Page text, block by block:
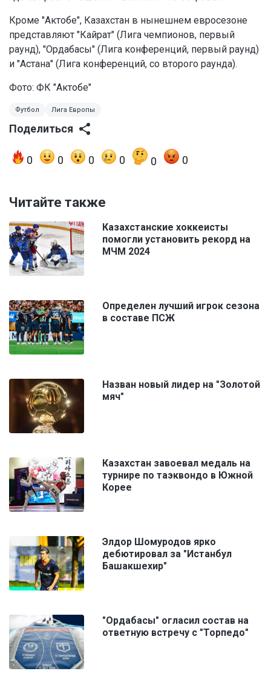
Кроме "Актобе", Казахстан в нынешнем евросезоне
представляют "Кайрат" (Лига чемпионов, первый
раунд), "Ордабасы" (Лига конференций, первый раунд)
и "Астана" (Лига конференций, со второго раунда).
Фото: ФК "Актобе"
Футбол Лига Европы
Поделиться
0 0 0 0 0 0
Читайте также
Казахстанские хоккеисты
помогли установить рекорд на
МЧМ 2024
Определен лучший игрок сезона
в составе ПСЖ
Назван новый лидер на "Золотой
мяч"
Казахстан завоевал медаль на
турнире по таэквондо в Южной
Корее
Элдор Шомуродов ярко
дебютировал за "Истанбул
Башакшехир"
"Ордабасы" огласил состав на
ответную встречу с "Торпедо"